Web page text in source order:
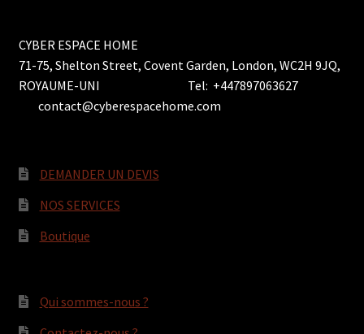
CYBER ESPACE HOME
71-75, Shelton Street, Covent Garden, London, WC2H 9JQ,
ROYAUME-UNI Tel: +447897063627
contact@cyberespacehome.com
DEMANDER UN DEVIS
NOS SERVICES
Boutique
Qui sommes-nous ?